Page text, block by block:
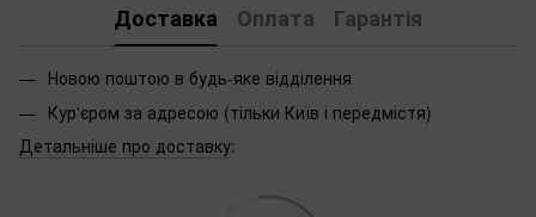
Доставка Оплата Гарантія
Новою поштою в будь-яке відділення
Кур'єром за адресою (тільки Київ і передмістя)
Детальніше про доставку: